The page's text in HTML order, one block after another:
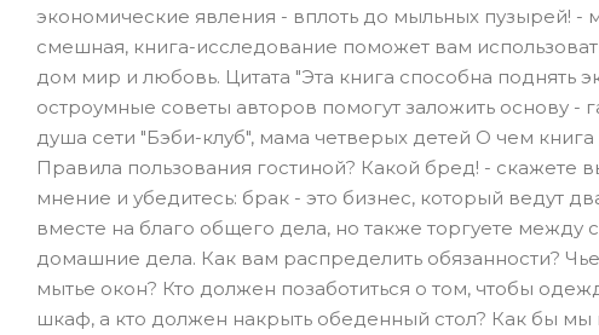
экономические явления - вплоть до мыльных пузырей! -
смешная, книга-исследование поможет вам
дом мир и любовь. Цитата "Эта книга способна
остроумные советы авторов помогут заложить основу
душа сети "Бэби-клуб", мама четверых детей О чем
Правила пользования гостиной? Какой бред! - скажете
мнение и убедитесь: брак - это бизнес, который ведут
вместе на благо общего дела, но также торгуете между
домашние дела. Как вам распределить обязанности?
мытье окон? Кто должен позаботиться о том, чтобы
шкаф, а кто должен накрыть обеденный стол? Как бы